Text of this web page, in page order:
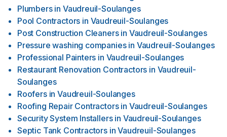
Plumbers in Vaudreuil-Soulanges
Pool Contractors in Vaudreuil-Soulanges
Post Construction Cleaners in Vaudreuil-Soulanges
Pressure washing companies in Vaudreuil-Soulanges
Professional Painters in Vaudreuil-Soulanges
Restaurant Renovation Contractors in Vaudreuil-
Soulanges
Roofers in Vaudreuil-Soulanges
Roofing Repair Contractors in Vaudreuil-Soulanges
Security System Installers in Vaudreuil-Soulanges
Septic Tank Contractors in Vaudreuil-Soulanges